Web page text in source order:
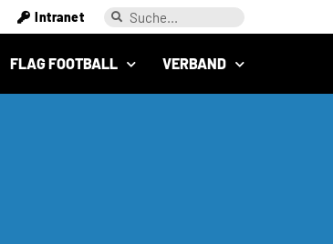
Intranet
FLAG FOOTBALL VERBAND